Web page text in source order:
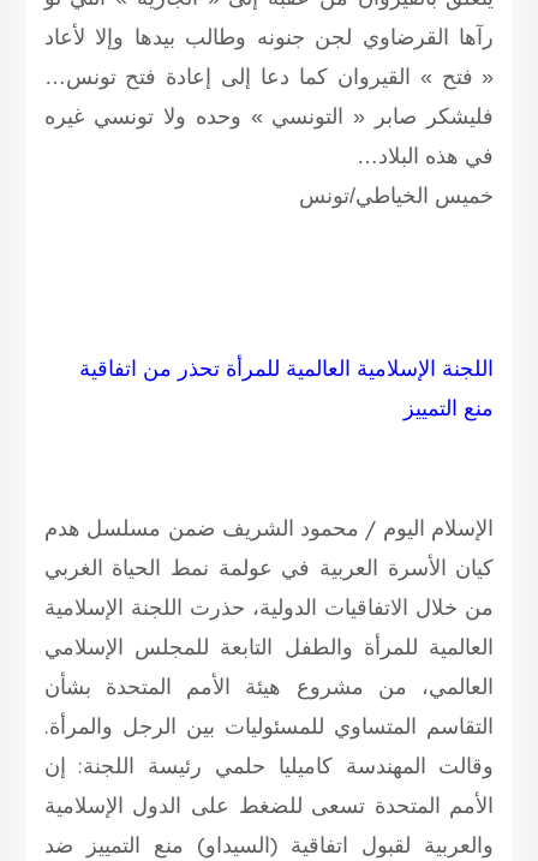
رآها القرضاوي لجن جنونه وطالب بيدها وإلا لأعاد
« فتح » القيروان كما دعا إلى إعادة فتح تونس…
فليشكر صابر « التونسي » وحده ولا تونسي غيره
في هذه البلاد…
خميس الخياطي/تونس
اللجنة الإسلامية العالمية للمرأة تحذر من اتفاقية
منع التمييز
الإسلام اليوم / محمود الشريف ضمن مسلسل هدم
كيان الأسرة العربية في عولمة نمط الحياة الغربي
من خلال الاتفاقيات الدولية، حذرت اللجنة الإسلامية
العالمية للمرأة والطفل التابعة للمجلس الإسلامي
العالمي، من مشروع هيئة الأمم المتحدة بشأن
التقاسم المتساوي للمسئوليات بين الرجل والمرأة.
وقالت المهندسة كاميليا حلمي رئيسة اللجنة: إن
الأمم المتحدة تسعى للضغط على الدول الإسلامية
والعربية لقبول اتفاقية (السيداو) منع التمييز ضد